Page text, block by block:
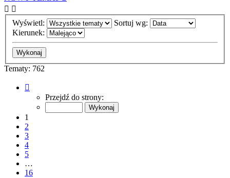
Wyświetl:
Sortuj wg:
Kierunek:
Tematy: 762
Przejdź do strony:
1
2
3
4
5
…
16